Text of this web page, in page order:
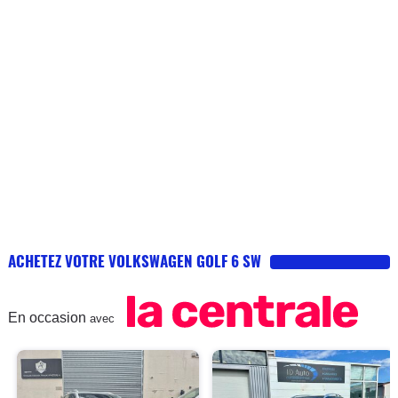
fait le job qui est de m’emmener domicile / travail tous les
jours sans trop consommer + ma petite famille en We et
ACHETEZ VOTRE VOLKSWAGEN GOLF 6 SW
En occasion avec